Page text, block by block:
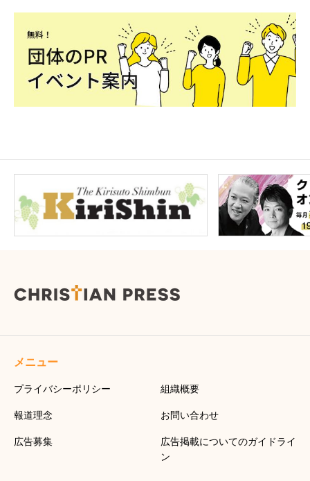
メニュー
プライバシーポリシー 組織概要
報道理念 お問い合わせ
広告募集
広告掲載についてのガイドライ
ン